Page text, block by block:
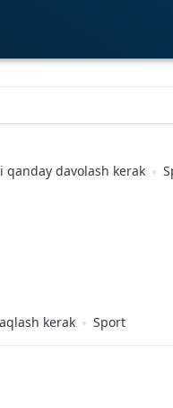
davolash kerak
kerak
Sport